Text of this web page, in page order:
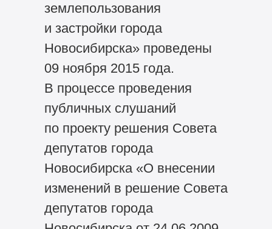
землепользования
и застройки города
Новосибирска» проведены
09 ноября 2015 года.
В процессе проведения
публичных слушаний
по проекту решения Совета
депутатов города
Новосибирска «О внесении
изменений в решение Совета
депутатов города